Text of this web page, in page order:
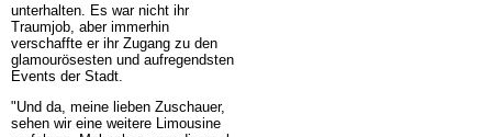
unterhalten. Es war nicht ihr
Traumjob, aber immerhin
verschaffte er ihr Zugang zu den
glamourösesten und aufregendsten
Events der Stadt.
"Und da, meine lieben Zuschauer,
sehen wir eine weitere Limousine